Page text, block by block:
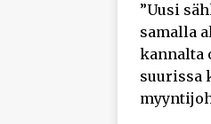
”Uusi
samalla
kannalta
suurissa